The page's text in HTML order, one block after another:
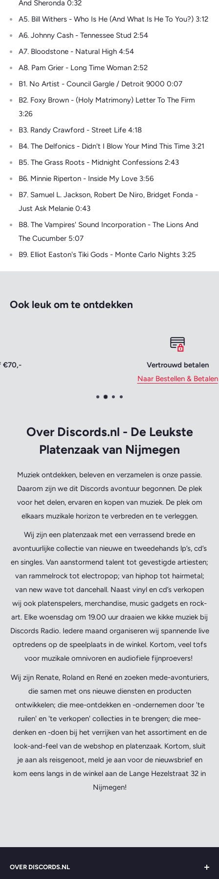
And Sheronda 0:32
A5. Bill Withers - Who Is He (And What Is He To You?) 3:12
A6. Johnny Cash - Tennessee Stud 2:54
A7. Bloodstone - Natural High 4:54
A8. Pam Grier - Long Time Woman 2:52
B1. No Artist - Council Gargle / Detroit 9000 0:07
B2. Foxy Brown - (Holy Matrimony) Letter To The Firm
3:26
B3. Randy Crawford - Street Life 4:18
B4. The Delfonics - Didn't I Blow Your Mind This Time 3:21
B5. The Grass Roots - Midnight Confessions 2:43
B6. Minnie Riperton - Inside My Love 3:56
B7. Samuel L. Jackson, Robert De Niro, Bridget Fonda -
Just Ask Melanie 0:43
B8. The Vampires' Sound Incorporation - The Lions And
The Cucumber 5:07
B9. Elliot Easton's Tiki Gods - Monte Carlo Nights 3:25
Ook leuk om te ontdekken
Naar Bestellen & Betalen
Over Discords.nl - De Leukste
Platenzaak van Nijmegen
Muziek ontdekken, beleven en verzamelen is onze passie.
Daarom zijn we dit Discords avontuur begonnen. De plek
voor het delen, ervaren en kopen van muziek. De plek om
elkaars muzikale horizon te verbreden en te verleggen.
Wij zijn een platenzaak met een verrassend brede en
avontuurlijke collectie van nieuwe en tweedehands lp’s, cd’s
en singles. Van aanstormend talent tot gevestigde artiesten;
van rammelrock tot electropop; van hiphop tot hairmetal;
van new wave tot dancehall. Naast vinyl en cd’s verkopen
wij ook platenspelers, merchandise, music gadgets en rock-
art. Elke woensdag om 19.00 uur draaien we kikke muziek bij
Discords Radio. Iedere maand organiseren wij spannende live
optredens op de speelplaats in de winkel. Kortom, veel tofs
voor muzikale omnivoren en audiofiele fijnproevers!
Wij zijn Renate, Roland en René en zoeken mede-avonturiers,
die samen met ons nieuwe diensten en producten
ontwikkelen; die mee-ontdekken en -ondernemen door 'te
ruilen' en 'te verkopen' collecties in te brengen; die mee-
denken en -doen bij het verrijken van het assortiment en de
look-and-feel van de webshop en platenzaak. Kortom, sluit
je aan als reisgenoot, meld je aan voor de nieuwsbrief en
kom eens langs in de winkel aan de Lange Hezelstraat 32 in
Nijmegen!
OVER DISCORDS.NL